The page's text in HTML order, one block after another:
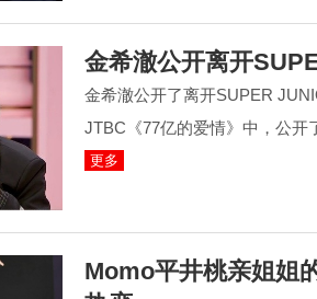
金希澈公开离开
金希澈公开了离开SUPER
JTBC《77亿的爱情》中，公开
更多
Momo平井桃亲姐姐